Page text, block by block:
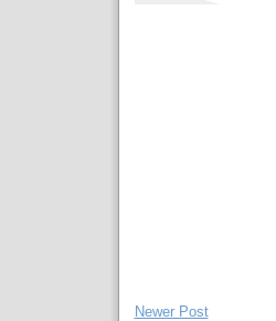
Newer Post